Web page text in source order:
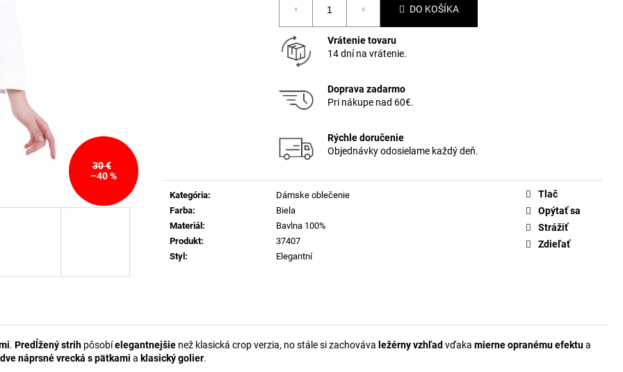
DO KOŠÍKA
Vrátenie tovaru
14 dní na vrátenie.
Doprava zadarmo
Pri nákupe nad 60€.
Rýchle doručenie
Objednávky odosielame každý deň.
Kategória:
Dámske oblečenie
Farba:
Biela
Materiál:
Bavlna 100%
Produkt:
37407
Styl: Elegantní
Tlač
Opýtať sa
Strážiť
Zdieľať
30 €
–40 %
. Predĺžený strih pôsobíelegantnejšie než klasická crop verzia, no stále si zachováva ležérny vzhľad vďaka mierne opranému efektua
dve náprsné vrecká s pätkami a klasický golier.